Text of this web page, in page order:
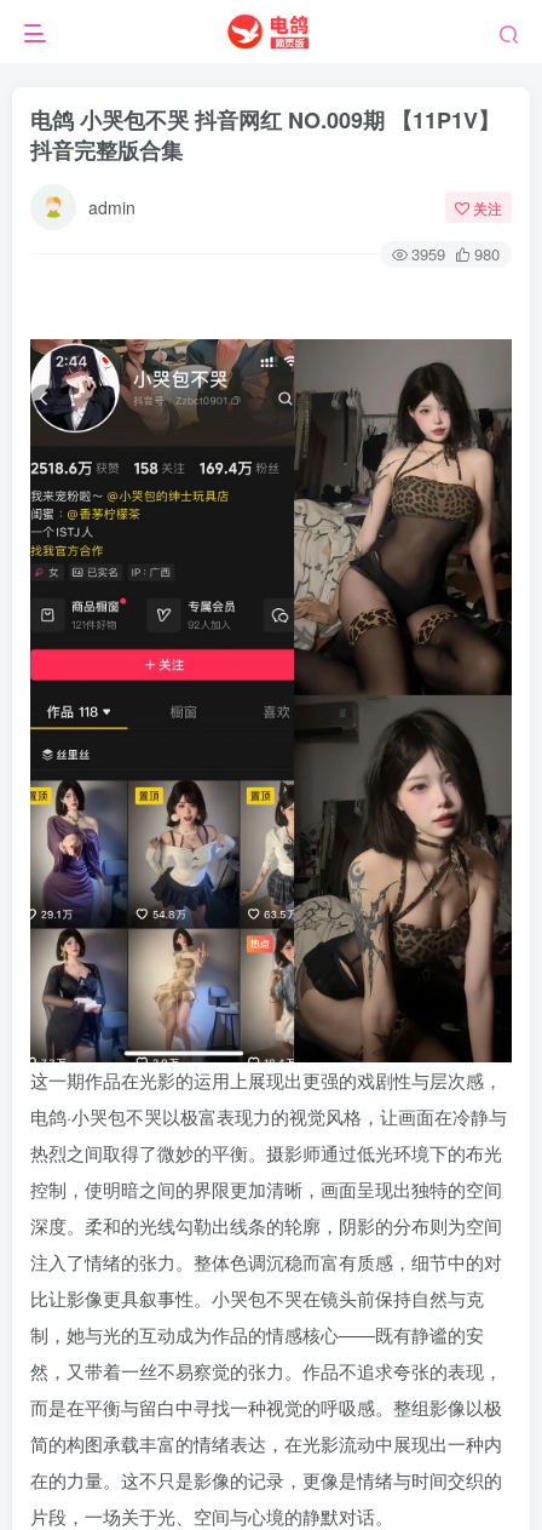
电鸽 小哭包不哭 抖音网红 NO.009期 【11P1V】
抖音完整版合集
admin 关注
3959 980
这一期作品在光影的运用上展现出更强的戏剧性与层次感，
电鸽·小哭包不哭以极富表现力的视觉风格，让画面在冷静与
热烈之间取得了微妙的平衡。摄影师通过低光环境下的布光
控制，使明暗之间的界限更加清晰，画面呈现出独特的空间
深度。柔和的光线勾勒出线条的轮廓，阴影的分布则为空间
注入了情绪的张力。整体色调沉稳而富有质感，细节中的对
比让影像更具叙事性。小哭包不哭在镜头前保持自然与克
制，她与光的互动成为作品的情感核心——既有静谧的安
然，又带着一丝不易察觉的张力。作品不追求夸张的表现，
而是在平衡与留白中寻找一种视觉的呼吸感。整组影像以极
简的构图承载丰富的情绪表达，在光影流动中展现出一种内
在的力量。这不只是影像的记录，更像是情绪与时间交织的
片段，一场关于光、空间与心境的静默对话。